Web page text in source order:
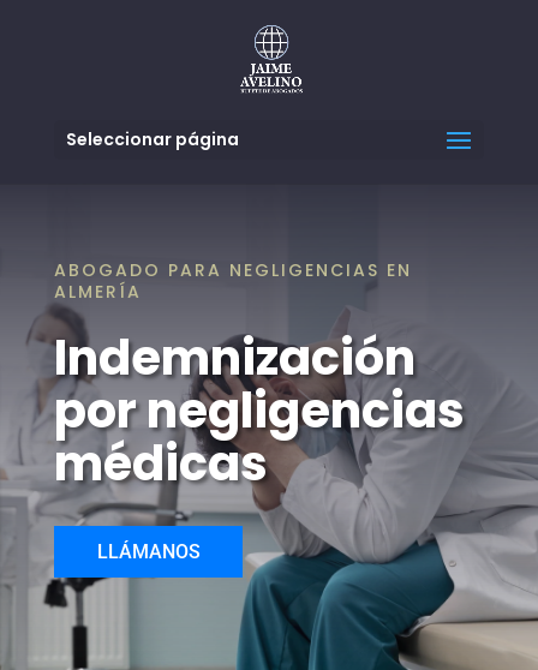
Seleccionar página
ABOGADO PARA NEGLIGENCIAS EN
ALMERÍA
Indemnización
por negligencias
médicas
LLÁMANOS